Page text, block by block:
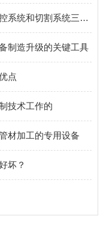
圆管相贯线切割机由机械系统、数控系统和切割系统三部分组成
制造升级的关键工具
点
技术工作的
材加工的专用设备
坏？